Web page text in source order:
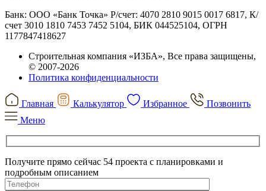
Банк: ООО «Банк Точка» Р/счет: 4070 2810 9015 0017 6817, К/
счет 3010 1810 7453 7452 5104, БИК 044525104, ОГРН
1177847418627
Строительная компания «ИЗБА», Все права защищены,
© 2007-2026
Политика конфиденциальности
Главная Калькулятор Избранное
Позвонить
Меню
Получите прямо сейчас 54 проекта с планировками и
подробным описанием